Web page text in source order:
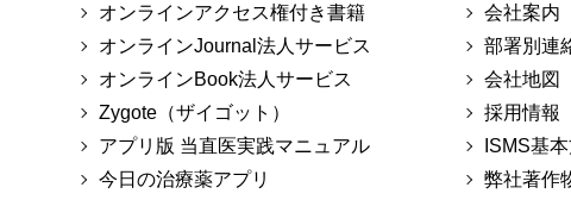
オンラインアクセス権付き書籍
オンラインJournal法人サービス
オンラインBook法人サービス
Zygote（ザイゴット）
アプリ版 当直医実践マニュアル
今日の治療薬アプリ
会社案内
部署別連
会社地図
採用情報
ISMS基
弊社著作